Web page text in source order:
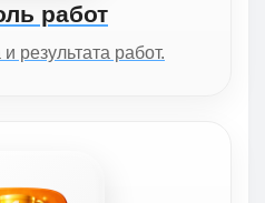
работ
результата работ.